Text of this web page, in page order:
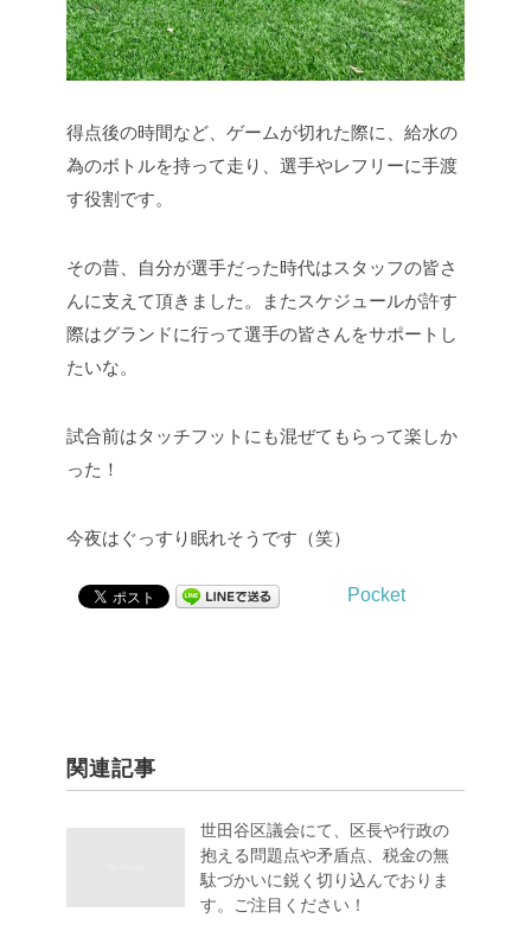
得点後の時間など、ゲームが切れた際に、給水の
為のボトルを持って走り、選手やレフリーに手渡
す役割です。
その昔、自分が選手だった時代はスタッフの皆さ
んに支えて頂きました。またスケジュールが許す
際はグランドに行って選手の皆さんをサポートし
たいな。
試合前はタッチフットにも混ぜてもらって楽しか
った！
今夜はぐっすり眠れそうです（笑）
Pocket
関連記事
世田谷区議会にて、区長や行政の
抱える問題点や矛盾点、税金の無
駄づかいに鋭く切り込んでおりま
す。ご注目ください！